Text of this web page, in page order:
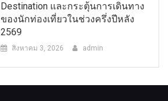
Destination และกระตุ้นการเดินทาง
ของนักท่องเที่ยวในช่วงครึ่งปีหลัง
2569
สิงหาคม 3, 2026 admin